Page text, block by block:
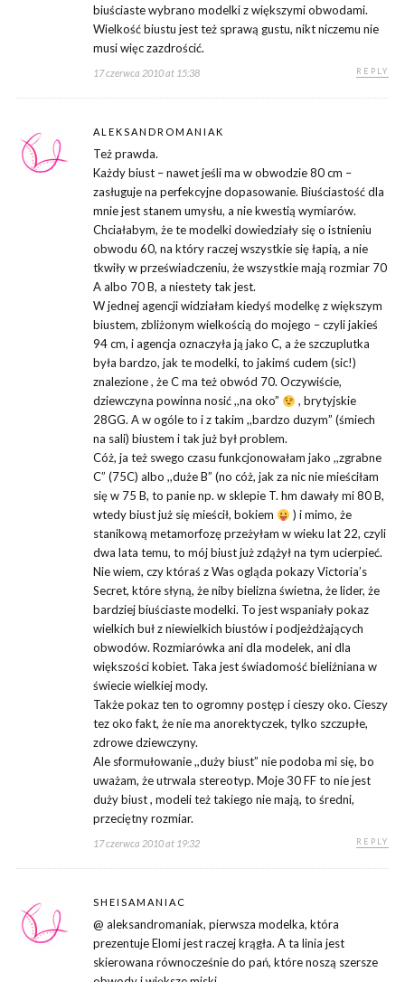
biuściaste wybrano modelki z większymi obwodami.
Wielkość biustu jest też sprawą gustu, nikt niczemu nie
musi więc zazdrościć.
17 czerwca 2010 at 15:38 REPLY
ALEKSANDROMANIAK
Też prawda.
Każdy biust – nawet jeśli ma w obwodzie 80 cm –
zasługuje na perfekcyjne dopasowanie. Biuściastość dla
mnie jest stanem umysłu, a nie kwestią wymiarów.
Chciałabym, że te modelki dowiedziały się o istnieniu
obwodu 60, na który raczej wszystkie się łapią, a nie
tkwiły w przeświadczeniu, że wszystkie mają rozmiar 70
A albo 70 B, a niestety tak jest.
W jednej agencji widziałam kiedyś modelkę z większym
biustem, zbliżonym wielkością do mojego – czyli jakieś
94 cm, i agencja oznaczyła ją jako C, a że szczuplutka
była bardzo, jak te modelki, to jakimś cudem (sic!)
znalezione , że C ma też obwód 70. Oczywiście,
dziewczyna powinna nosić ,,na oko”
, brytyjskie
28GG. A w ogóle to i z takim ,,bardzo duzym” (śmiech
na sali) biustem i tak już był problem.
Cóż, ja też swego czasu funkcjonowałam jako ,,zgrabne
C” (75C) albo ,,duże B” (no cóż, jak za nic nie mieściłam
się w 75 B, to panie np. w sklepie T. hm dawały mi 80 B,
wtedy biust już się mieścił, bokiem
) i mimo, że
stanikową metamorfozę przeżyłam w wieku lat 22, czyli
dwa lata temu, to mój biust już zdążył na tym ucierpieć.
Nie wiem, czy któraś z Was ogląda pokazy Victoria’s
Secret, które słyną, że niby bielizna świetna, że lider, że
bardziej biuściaste modelki. To jest wspaniały pokaz
wielkich buł z niewielkich biustów i podjeżdżających
obwodów. Rozmiarówka ani dla modelek, ani dla
większości kobiet. Taka jest świadomość bieliźniana w
świecie wielkiej mody.
Także pokaz ten to ogromny postęp i cieszy oko. Cieszy
tez oko fakt, że nie ma anorektyczek, tylko szczupłe,
zdrowe dziewczyny.
Ale sformułowanie ,,duży biust” nie podoba mi się, bo
uważam, że utrwala stereotyp. Moje 30 FF to nie jest
duży biust , modeli też takiego nie mają, to średni,
przeciętny rozmiar.
17 czerwca 2010 at 19:32 REPLY
SHEISAMANIAC
@ aleksandromaniak, pierwsza modelka, która
prezentuje Elomi jest raczej krągła. A ta linia jest
skierowana równocześnie do pań, które noszą szersze